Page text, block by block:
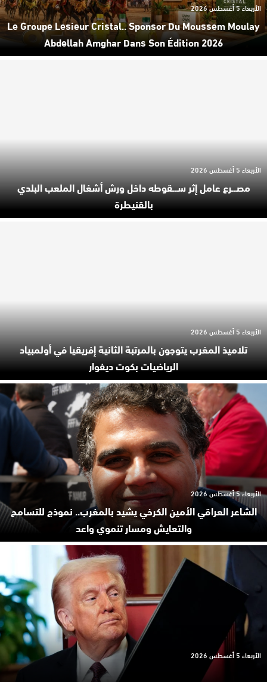
Le Groupe Lesieur Cristal.. Sponsor Du Moussem Moulay
Abdellah Amghar Dans Son Édition 2026
الأربعاء 5 أغسطس 2026
مصـ.ـرع عامل إثر سـ.ـقوطه داخل ورش أشغال الملعب البلدي
بالقنيطرة
الأربعاء 5 أغسطس 2026
تلاميذ المغرب يتوجون بالمرتبة الثانية إفريقيا في أولمبياد
الرياضيات بكوت ديفوار
الأربعاء 5 أغسطس 2026
الشاعر العراقي الأمين الكرخي يشيد بالمغرب.. نموذج للتسامح
والتعايش ومسار تنموي واعد
الأربعاء 5 أغسطس 2026
الأربعاء 5 أغسطس 2026